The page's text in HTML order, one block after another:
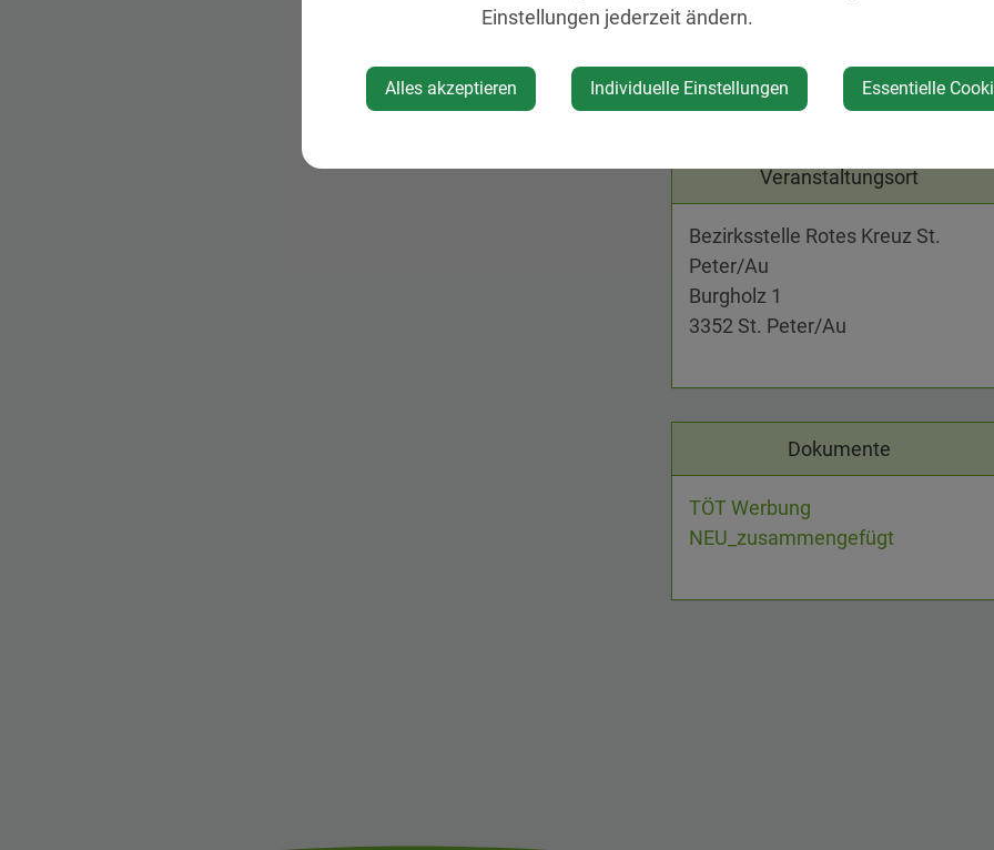
Bäckereien, Bauern und
Uhr direkt an der Rot-Kreuz-
Österreich Tafel erhalten Sie unter
Veranstaltungsort
Bezirksstelle Rotes Kreuz St.
Peter/Au
Burgholz 1
3352 St. Peter/Au
Dokumente
TÖT Werbung
NEU_zusammengefügt
Einstellungen jederzeit ändern.
Alles akzeptieren Individuelle Einstellungen Essentielle